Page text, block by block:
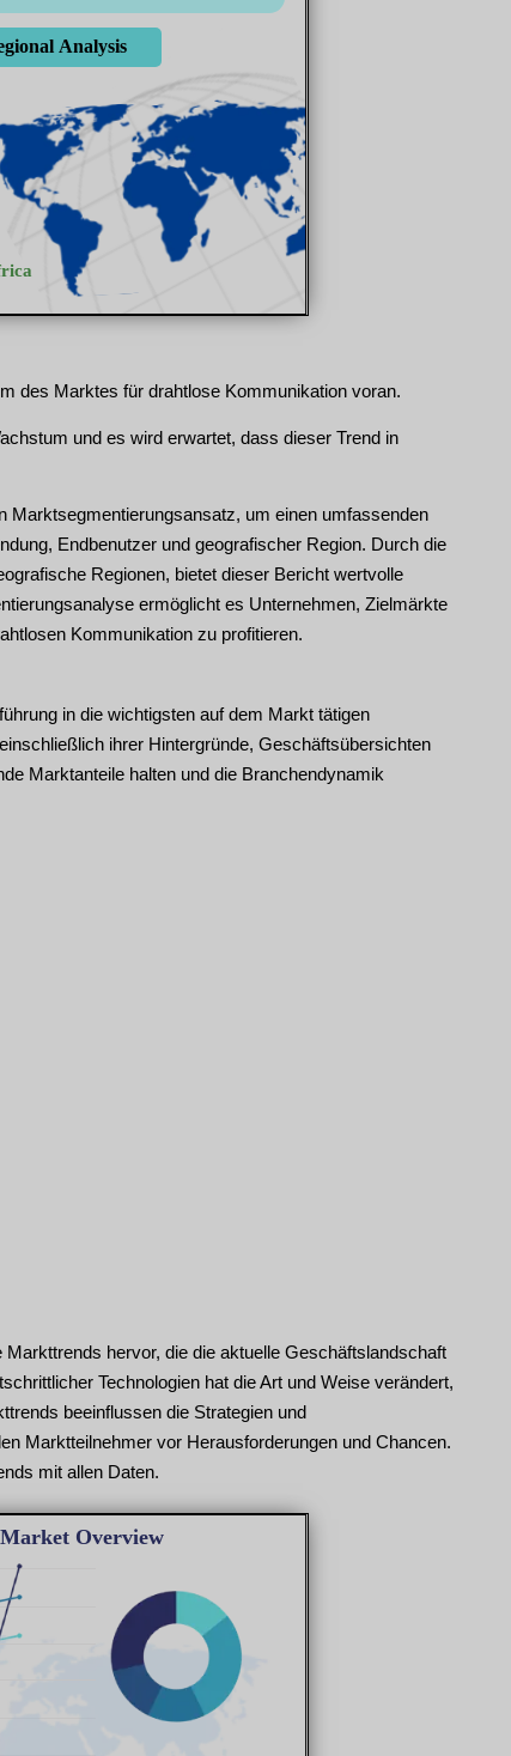
des Marktes für drahtlose Kommunikation voran.
und es wird erwartet, dass dieser Trend in
um einen umfassenden
Endbenutzer und geografischer Region. Durch die
Regionen, bietet dieser Bericht wertvolle
ermöglicht es Unternehmen, Zielmärkte
Kommunikation zu profitieren.
in die wichtigsten auf dem Markt tätigen
ihrer Hintergründe, Geschäftsübersichten
Marktanteile halten und die Branchendynamik
hervor, die die aktuelle Geschäftslandschaft
Technologien hat die Art und Weise verändert,
beeinflussen die Strategien und
Marktteilnehmer vor Herausforderungen und Chancen.
mit allen Daten.